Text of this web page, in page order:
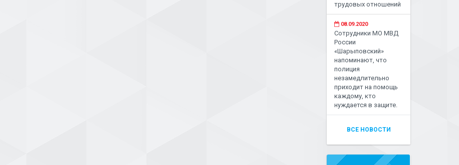
трудовых отношений
08.09.2020
Сотрудники МО МВД
России
«Шарыповский»
напоминают, что
полиция
незамедлительно
приходит на помощь
каждому, кто
нуждается в защите.
ВСЕ НОВОСТИ